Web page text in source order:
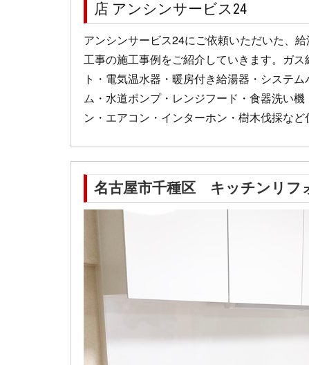
店 アンシンサービス24
アンシンサービス24にご依頼いただいた、
工事の施工事例をご紹介していきます。ガ
ト・電気温水器・暖房付き給湯器・システ
ム・水道ポンプ・レンジフード・食器洗い
ン・エアコン・インターホン・樹木伐採な
名古屋市千種区 キッチンリフ